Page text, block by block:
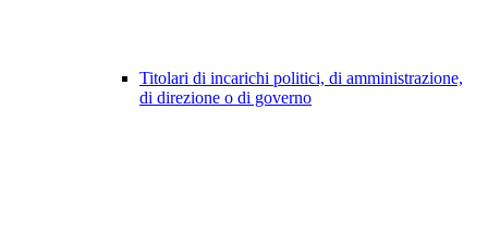
Titolari di incarichi politici, di amministrazione,
di direzione o di governo